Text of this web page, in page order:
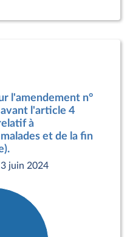
l'amendement n°
l'article 4
à
et de la fin
3 juin 2024